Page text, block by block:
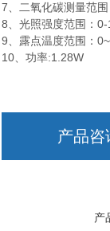
7、二氧化碳测量范
8、光照强度范围：
9、露点温度范围：
10、功率:1.28W
产品咨
产